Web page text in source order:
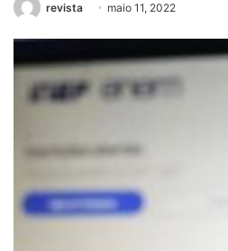
revista maio 11, 2022